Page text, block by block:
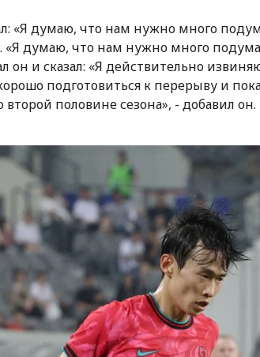
«Я думаю, что нам нужно много
«Я думаю, что нам нужно много
он и сказал: «Я действительно
подготовиться к перерыву и
второй половине сезона», - добавил он.